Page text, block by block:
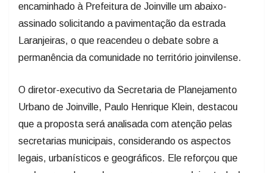
encaminhado à Prefeitura de Joinville um abaixo-
assinado solicitando a pavimentação da estrada
Laranjeiras, o que reacendeu o debate sobre a
permanência da comunidade no território joinvilense.
O diretor-executivo da Secretaria de Planejamento
Urbano de Joinville, Paulo Henrique Klein, destacou
que a proposta será analisada com atenção pelas
secretarias municipais, considerando os aspectos
legais, urbanísticos e geográficos. Ele reforçou que